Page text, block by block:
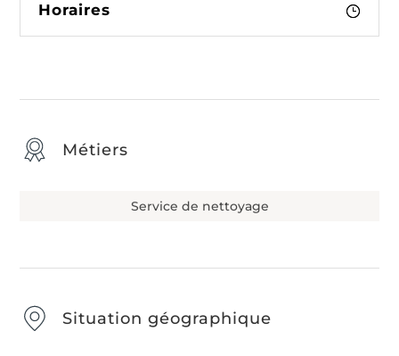
Horaires
Métiers
Service de nettoyage
Situation géographique